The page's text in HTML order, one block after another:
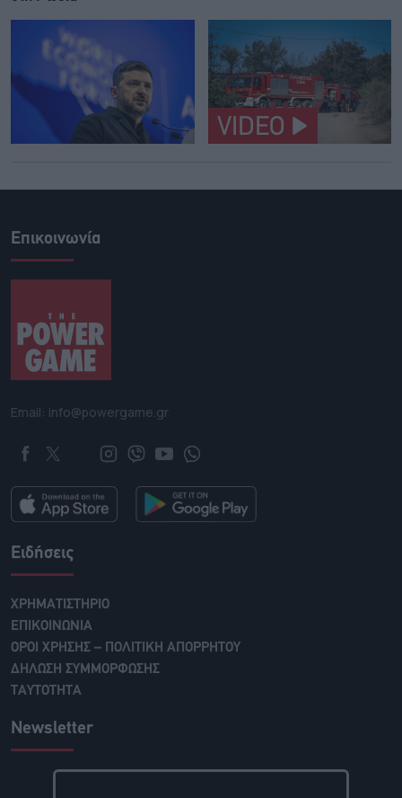
VIDEO
Επικοινωνία
Email: info@powergame.gr
Ειδήσεις
ΧΡΗΜΑΤΙΣΤΗΡΙΟ
ΕΠΙΚΟΙΝΩΝΙΑ
ΟΡΟΙ ΧΡΗΣΗΣ – ΠΟΛΙΤΙΚΗ ΑΠΟΡΡΗΤΟΥ
ΔΗΛΩΣΗ ΣΥΜΜΟΡΦΩΣΗΣ
ΤΑΥΤΟΤΗΤΑ
Newsletter